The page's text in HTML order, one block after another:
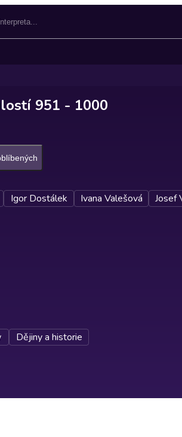
951 - 1000
Igor Dostálek Ivana Valešová
Josef
Dějiny a historie